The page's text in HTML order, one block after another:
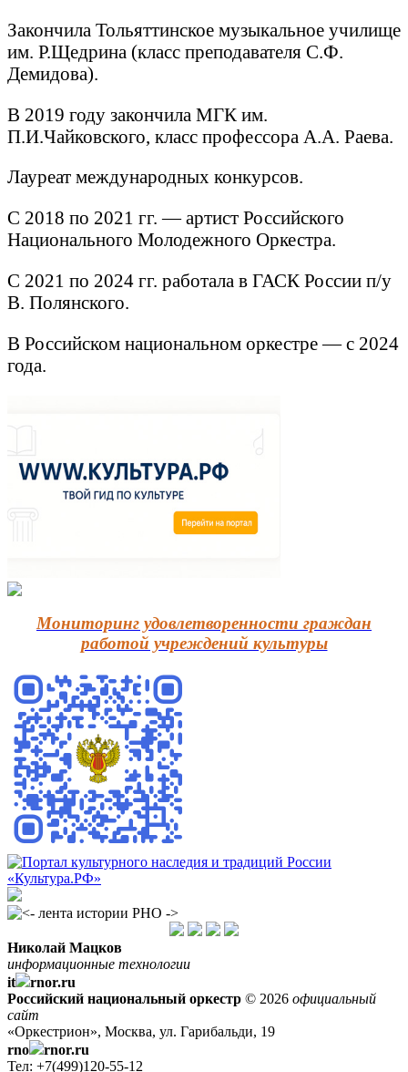
Закончила Тольяттинское музыкальное училище
им. Р.Щедрина (класс преподавателя С.Ф.
Демидова).
В 2019 году закончила МГК им.
П.И.Чайковского, класс профессора А.А. Раева.
Лауреат международных конкурсов.
С 2018 по 2021 гг. — артист Российского
Национального Молодежного Оркестра.
С 2021 по 2024 гг. работала в ГАСК России п/у
В. Полянского.
В Российском национальном оркестре — с 2024
года.
Мониторинг удовлетворенности граждан
работой учреждений культуры
Николай Мацков
информационные технологии
it
rnor.ru
Российский национальный оркестр © 2026 официальный
сайт
«Оркестрион», Москва, ул. Гарибальди, 19
rno
rnor.ru
Тел: +7(499)120-55-12